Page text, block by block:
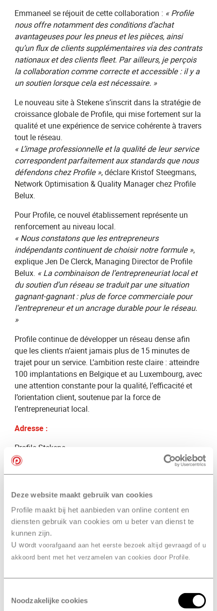
Deze website maakt gebruik van cookies
Profile maakt bij het aanbieden van online content en
diensten gebruik van cookies om u beter van dienst te
kunnen zijn.
U wordt voorafgaand aan het eerste bezoek altijd gevraagd of u
akkoord bent met het verzamelen van cookies door Profile.
Noodzakelijke cookies
Emmaneel se réjouit de cette collaboration : « Profile
nous offre notamment des conditions d’achat
avantageuses pour les pneus et les pièces, ainsi
qu’un flux de clients supplémentaires via des contrats
nationaux et des clients fleet. Par ailleurs, je perçois
la collaboration comme correcte et accessible : il y a
un soutien lorsque cela est nécessaire. »
Le nouveau site à Stekene s’inscrit dans la stratégie de
croissance globale de Profile, qui mise fortement sur la
qualité et une expérience de service cohérente à travers
tout le réseau.
« L’image professionnelle et la qualité de leur service
correspondent parfaitement aux standards que nous
défendons chez Profile », déclare Kristof Steegmans,
Network Optimisation & Quality Manager chez Profile
Belux.
Pour Profile, ce nouvel établissement représente un
renforcement au niveau local.
« Nous constatons que les entrepreneurs
indépendants continuent de choisir notre formule »,
explique Jen De Clerck, Managing Director de Profile
Belux. « La combinaison de l’entrepreneuriat local et
du soutien d’un réseau se traduit par une situation
gagnant-gagnant : plus de force commerciale pour
l’entrepreneur et un ancrage durable pour le réseau.
»
Profile continue de développer un réseau dense afin
que les clients n’aient jamais plus de 15 minutes de
trajet pour un service. L’ambition reste claire : atteindre
100 implantations en Belgique et au Luxembourg, avec
une attention constante pour la qualité, l’efficacité et
l’orientation client, soutenue par la force de
l’entrepreneuriat local.
Adresse :
Profile Stekene
Voorhout 81
À propos de Profile Car
En tant qu’organisation franchisée forte de plus de 220
sièges et 2200 Profilers, Profile Car offre un service
indépendant de la marque pour tous les véhicules, y
compris les modèles électriques, dans le Benelux.
Profile est reconnu comme le leader du marché et un
intégral, tout en préservant la garantie constructeur,
tant pour les particuliers que pour les professionnels.